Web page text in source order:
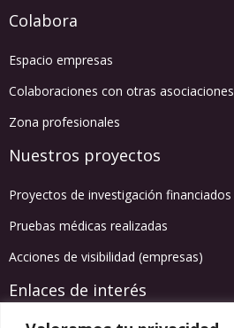
Colabora
Espacio empresas
Colaboraciones con otras asociaciones
Zona profesionales
Nuestros proyectos
Proyectos de investigación financiados
Pruebas médicas realizadas
Acciones de visibilidad (empresas)
Enlaces de interés